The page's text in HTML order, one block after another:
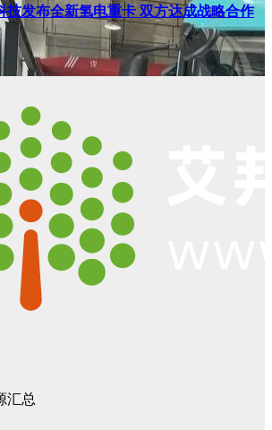
技发布全新氢电重卡 双方达成战略合作
汇总